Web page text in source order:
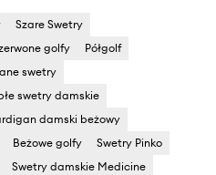
Szare Swetry
golfy
Półgolf
swetry
swetry damskie
damski beżowy
Beżowe golfy
Swetry Pinko
Swetry damskie Medicine